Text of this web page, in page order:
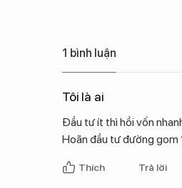
1 bình luận
Tôi là ai
Đầu tư ít thì hồi vốn
Hoãn đầu tư đường
Thích Trả lời